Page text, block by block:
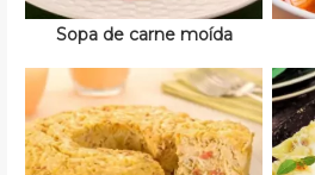
Sopa de carne moída